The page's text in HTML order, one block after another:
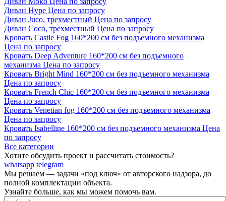
Диван Hype Цена по запросу
Диван Juco, трехместный Цена по запросу
Диван Coco, трехместный Цена по запросу
Кровать Castle Fog 160*200 см без подъемного механизма
Цена по запросу
Кровать Deep Adventure 160*200 см без подъемного
механизма Цена по запросу
Кровать Bright Mind 160*200 см без подъемного механизма
Цена по запросу
Кровать French Chic 160*200 см без подъемного механизма
Цена по запросу
Кровать Venetian fog 160*200 см без подъемного механизма
Цена по запросу
Кровать Isabelline 160*200 см без подъемного механизма Цена
по запросу
Все категории
Хотите обсудить проект и рассчитать стоимость?
whatsapp telegram
Мы решаем — задачи «под ключ» от авторского надзора, до
полной комплектации объекта.
Узнайте больше, как мы можем помочь вам.